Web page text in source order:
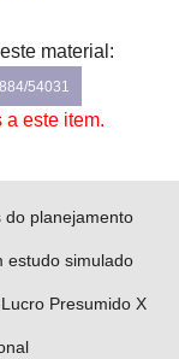
material:
54031
este item.
do planejamento
estudo simulado
Presumido X